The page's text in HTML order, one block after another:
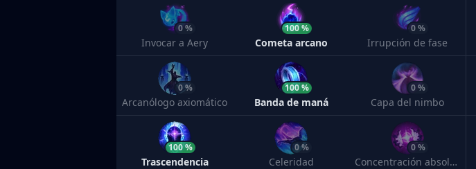
0 %
Invocar a Aery
100 %
Cometa arcano
0 %
Irrupción de fase
0 %
Arcanólogo axiomático
100 %
Banda de maná
0 %
Capa del nimbo
100 %
Trascendencia
0 %
Celeridad
0 %
Concentración absoluta